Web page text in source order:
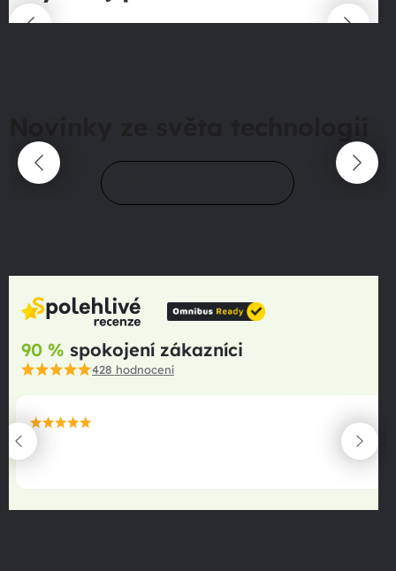
90 % spokojení zákazníci
428 hodnocení
maximální spokojenost
22.06.2025